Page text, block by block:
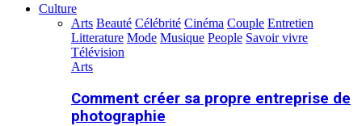
Culture
Arts Beauté Célébrité Cinéma Couple Entretien
Litterature Mode Musique People Savoir vivre
Télévision
Arts
Comment créer sa propre entreprise de
photographie